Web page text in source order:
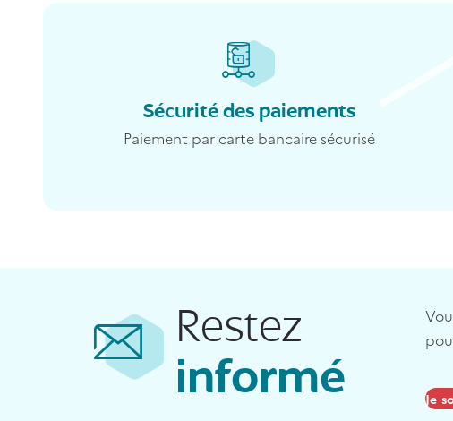
Sécurité des paiements
Paiement par carte bancaire sécurisé
Restez
informé
Je